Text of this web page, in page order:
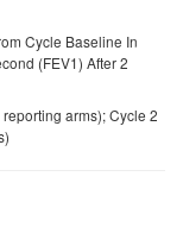
Cycle Baseline In
(FEV1) After 2
arms); Cycle 2